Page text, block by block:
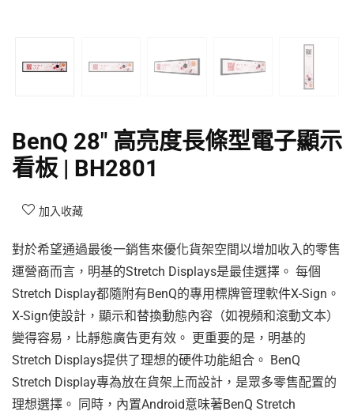
BenQ 28″ 高亮度長條型電子顯示
看板 | BH2801
加入收藏
對於希望通過最後一銷售來優化貨架空間以增加收入的零售
運營商而言，明基的Stretch Displays是最佳選擇。 每個
Stretch Display都隨附有BenQ的專用標牌管理軟件X-Sign。
X-Sign使設計，顯示和替換動態內容（如視頻和滾動文本）
變得容易，比靜態廣告更有效。 更重要的是，明基的
Stretch Displays提供了理想的硬件功能組合。 BenQ
Stretch Display專為放在貨架上而設計，是眾多零售配置的
理想選擇。 同時，內置Android意味著BenQ Stretch